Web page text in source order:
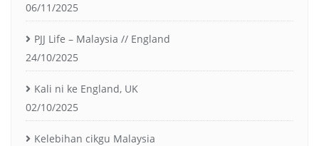
06/11/2025
PJJ Life – Malaysia // England
24/10/2025
Kali ni ke England, UK
02/10/2025
Kelebihan cikgu Malaysia